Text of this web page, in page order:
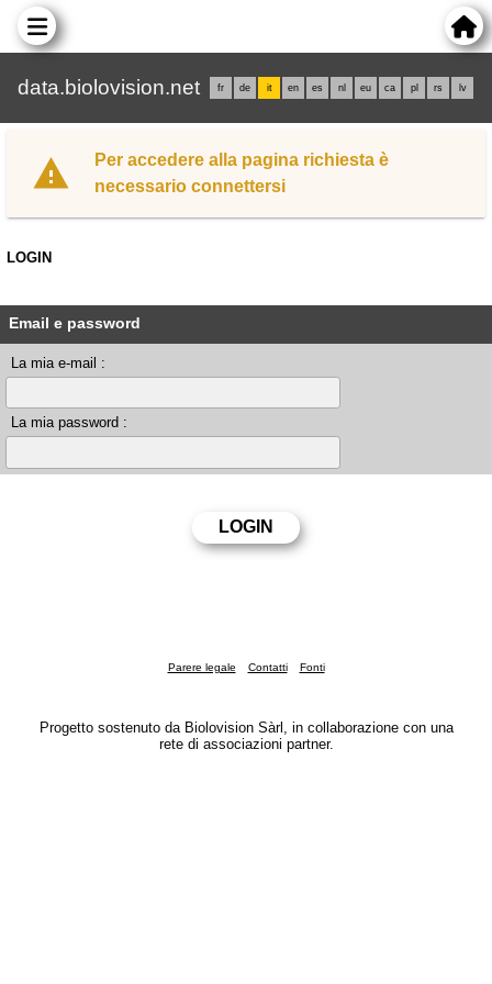
data.biolovision.net fr de it en es nl eu ca pl rs lv
Per accedere alla pagina richiesta è
necessario connettersi
LOGIN
Email e password
La mia e-mail :
La mia password :
Parere legale Contatti Fonti
Progetto sostenuto da Biolovision Sàrl, in collaborazione con una
rete di associazioni partner.